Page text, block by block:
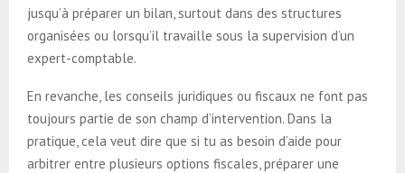
jusqu’à préparer un bilan, surtout dans des structures
organisées ou lorsqu’il travaille sous la supervision d’un
expert-comptable.
En revanche, les conseils juridiques ou fiscaux ne font pas
toujours partie de son champ d’intervention. Dans la
pratique, cela veut dire que si tu as besoin d’aide pour
arbitrer entre plusieurs options fiscales, préparer une